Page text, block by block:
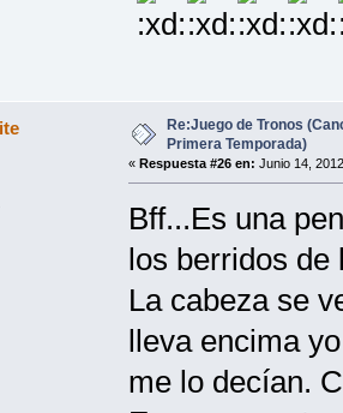
Re:Juego de Tronos
Primera Temporada)
« Respuesta #26 en: Junio 14,
Bff...Es una
los berridos de
La cabeza se
lleva encima
me lo decían.